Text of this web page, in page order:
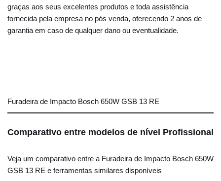
graças aos seus excelentes produtos e toda assistência
fornecida pela empresa no pós venda, oferecendo 2 anos de
garantia em caso de qualquer dano ou eventualidade.
Furadeira de Impacto Bosch 650W GSB 13 RE
Comparativo entre modelos de nível Profissional
Veja um comparativo entre a Furadeira de Impacto Bosch 650W
GSB 13 RE e ferramentas similares disponíveis